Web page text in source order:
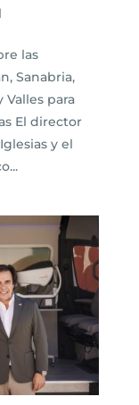
las
Sanabria,
Valles para
El director
y el